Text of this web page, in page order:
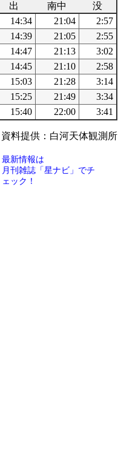
出 南中
没
14:34 21:04
2:57
14:39 21:05
2:55
14:47 21:13
3:02
14:45 21:10
2:58
15:03 21:28
3:14
15:25 21:49
3:34
15:40 22:00 3:41
資料提供：白河天体観測所
最新情報は
月刊雑誌「星ナビ」でチ
ェック！